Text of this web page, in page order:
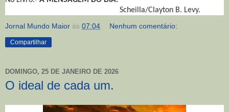
Scheilla/Clayton B. Levy.
Jornal Mundo Maior às 07:04 Nenhum comentário:
Compartilhar
DOMINGO, 25 DE JANEIRO DE 2026
O ideal de cada um.